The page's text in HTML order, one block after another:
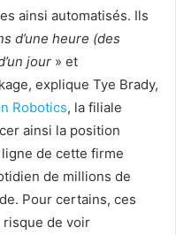
ainsi automatisés. Ils
d’une heure (des
jour » et
explique Tye Brady,
Robotics, la filiale
ainsi la position
de cette firme
de millions de
Pour certains, ces
de voir